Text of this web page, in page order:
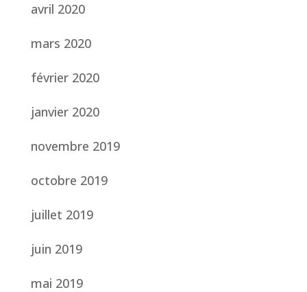
avril 2020
mars 2020
février 2020
janvier 2020
novembre 2019
octobre 2019
juillet 2019
juin 2019
mai 2019